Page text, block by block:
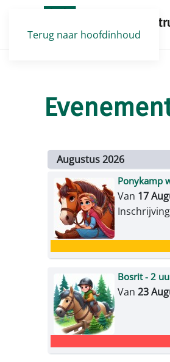
Terug naar hoofdinhoud
Augustus 2026
Ponykamp
Van 17
Bosrit - 2
Van 23